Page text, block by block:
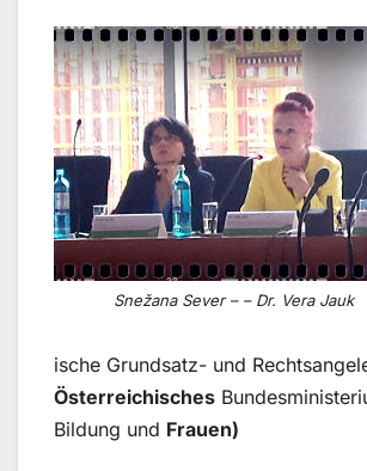
Snežana Sever – – Dr. Vera Jauk
ische Grundsatz- und
Österreichisches
Bildung und Frauen)